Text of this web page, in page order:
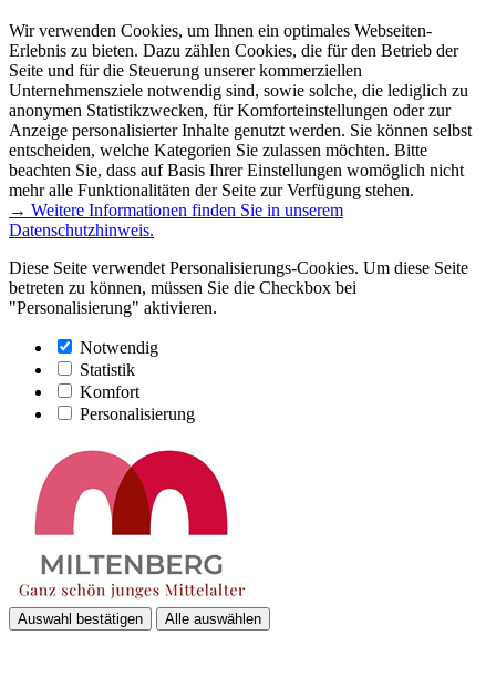
Wir verwenden Cookies, um Ihnen ein optimales Webseiten-
Erlebnis zu bieten. Dazu zählen Cookies, die für den Betrieb der
Seite und für die Steuerung unserer kommerziellen
Unternehmensziele notwendig sind, sowie solche, die lediglich zu
anonymen Statistikzwecken, für Komforteinstellungen oder zur
Anzeige personalisierter Inhalte genutzt werden. Sie können selbst
entscheiden, welche Kategorien Sie zulassen möchten. Bitte
beachten Sie, dass auf Basis Ihrer Einstellungen womöglich nicht
mehr alle Funktionalitäten der Seite zur Verfügung stehen.
→ Weitere Informationen finden Sie in unserem
Datenschutzhinweis.
Diese Seite verwendet Personalisierungs-Cookies. Um diese Seite
betreten zu können, müssen Sie die Checkbox bei
"Personalisierung" aktivieren.
Notwendig
Statistik
Komfort
Personalisierung
Auswahl bestätigen Alle auswählen